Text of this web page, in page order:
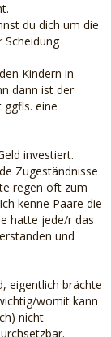
du dich um die
Kindern in
dann ist der
eine
investiert.
Zugeständnisse
regen oft zum
kenne Paare die
hatte jede/r das
und
eigentlich brächte
womit kann
nicht